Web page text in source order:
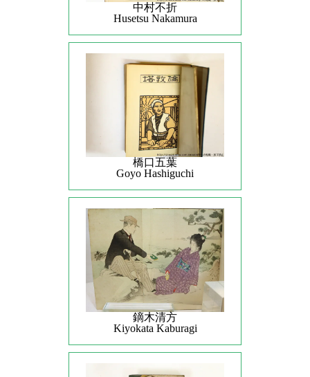
中村不折
Husetsu Nakamura
橋口五葉
Goyo Hashiguchi
鏑木清方
Kiyokata Kaburagi